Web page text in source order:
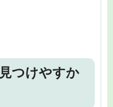
つけやすか